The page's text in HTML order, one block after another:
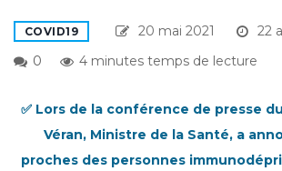
COVID19 20 mai 2021
22
0
4 minutes temps de lecture
✅ Lors de la conférence de presse
Véran, Ministre de la Santé, a
proches des personnes